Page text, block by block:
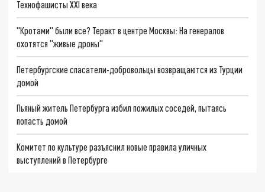
Технофашисты XXI века
"Кротами" были все? Теракт в центре Москвы: На генералов
охотятся "живые дроны"
Петербургские спасатели-добровольцы возвращаются из Турции
домой
Пьяный житель Петербурга избил пожилых соседей, пытаясь
попасть домой
Комитет по культуре разъяснил новые правила уличных
выступлений в Петербурге